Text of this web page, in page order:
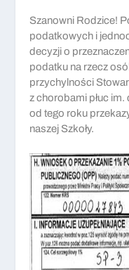
Szanowni Rodzice!
podatkowych i
decyzji o
podatku na rzecz
przychylności
z chorobami płuc
od tego roku
naszej Szkoły.